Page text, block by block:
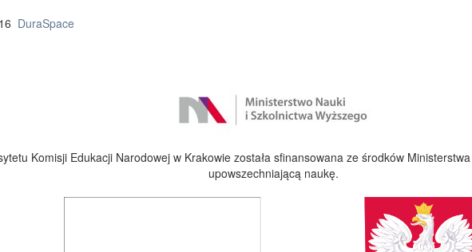
DuraSpace
Komisji Edukacji Narodowej w Krakowie została sfinansowana ze środków
upowszechniającą naukę.